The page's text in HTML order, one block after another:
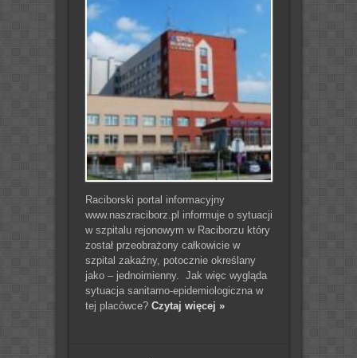
Raciborski portal informacyjny
www.naszraciborz.pl informuje o sytuacji
w szpitalu rejonowym w Raciborzu który
został przeobrażony całkowicie w
szpital zakaźny, potocznie określany
jako – jednoimienny. Jak więc wygląda
sytuacja sanitarno-epidemiologiczna w
tej placówce? Czytaj więcej »